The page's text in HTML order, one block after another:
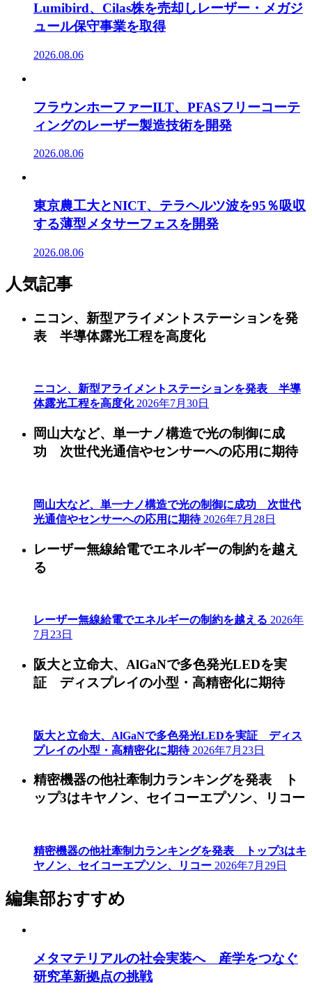
Lumibird、Cilas株を売却しレーザー・メガジ
ュール保守事業を取得
2026.08.06
フラウンホーファーILT、PFASフリーコーテ
ィングのレーザー製造技術を開発
2026.08.06
東京農工大とNICT、テラヘルツ波を95％吸収
する薄型メタサーフェスを開発
2026.08.06
人気記事
ニコン、新型アライメントステーションを発
表 半導体露光工程を高度化
ニコン、新型アライメントステーションを発表 半導
体露光工程を高度化 2026年7月30日
岡山大など、単一ナノ構造で光の制御に成
功 次世代光通信やセンサーへの応用に期待
岡山大など、単一ナノ構造で光の制御に成功 次世代
光通信やセンサーへの応用に期待 2026年7月28日
レーザー無線給電でエネルギーの制約を越え
る
レーザー無線給電でエネルギーの制約を越える 2026年
7月23日
阪大と立命大、AlGaNで多色発光LEDを実
証 ディスプレイの小型・高精密化に期待
阪大と立命大、AlGaNで多色発光LEDを実証 ディス
プレイの小型・高精密化に期待 2026年7月23日
精密機器の他社牽制力ランキングを発表 ト
ップ3はキヤノン、セイコーエプソン、リコー
精密機器の他社牽制力ランキングを発表 トップ3はキ
ヤノン、セイコーエプソン、リコー 2026年7月29日
編集部おすすめ
メタマテリアルの社会実装へ 産学をつなぐ
研究革新拠点の挑戦